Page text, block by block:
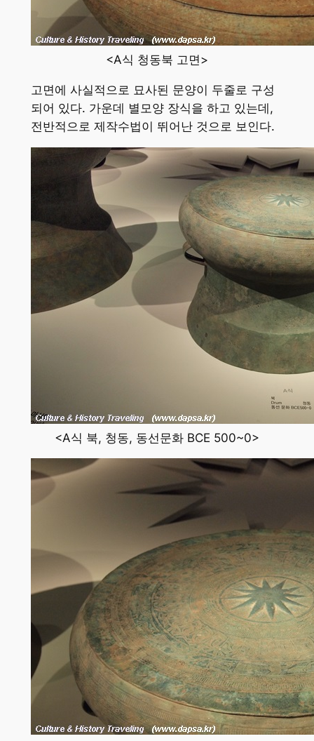
<A식 청동북 고면>
고면에 사실적으로 묘사된 문양이 두줄로 구성
되어 있다. 가운데 별모양 장식을 하고 있는데,
전반적으로 제작수법이 뛰어난 것으로 보인다.
<A식 북, 청동, 동선문화 BCE 500~0>